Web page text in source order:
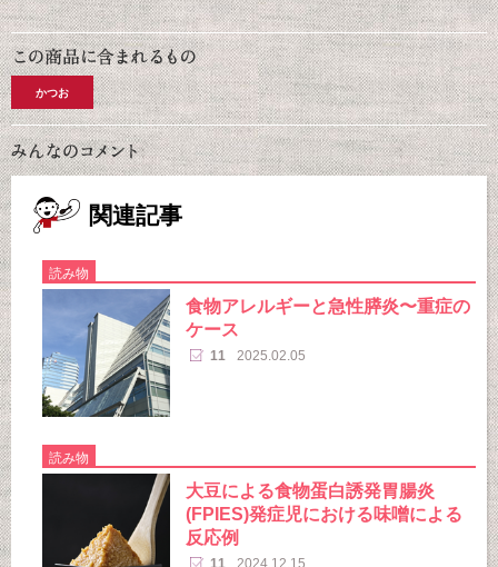
かつお
関連記事
読み物
食物アレルギーと急性膵炎〜重症の
ケース
11 2025.02.05
読み物
大豆による食物蛋白誘発胃腸炎
(FPIES)発症児における味噌による
反応例
11 2024.12.15